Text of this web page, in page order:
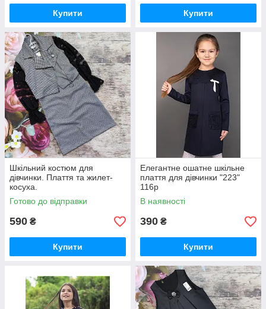
Купити Купити
Шкільний костюм для
дівчинки. Плаття та жилет-
косуха.
Готово до відправки
590 ₴
Купити
Елегантне ошатне шкільне
плаття для дівчинки "223"
116р
В наявності
390 ₴
Купити